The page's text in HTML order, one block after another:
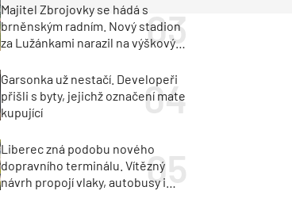
Majitel Zbrojovky se hádá s
brněnským radním. Nový stadion
za Lužánkami narazil na výškový
Garsonka už nestačí. Developeři
přišli s byty, jejichž označení mate
kupující
Liberec zná podobu nového
dopravního terminálu. Vítězný
návrh propojí vlaky, autobusy i